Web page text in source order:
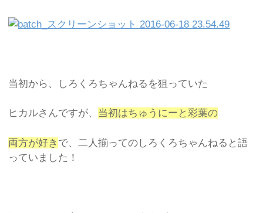
当初から、しろくろちゃんねるを狙っていた
ヒカルさんですが、 当初はちゅうにーと彩葉の
両方が好き で、二人揃ってのしろくろちゃんねると語
っていました！